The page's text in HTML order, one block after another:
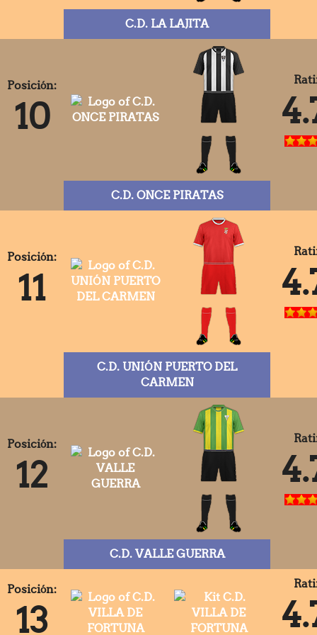
C.D. LA LAJITA
Posición:
10
C.D. ONCE PIRATAS
Posición:
11
C.D. UNIÓN PUERTO DEL
CARMEN
Posición:
12
C.D. VALLE GUERRA
Posición:
13